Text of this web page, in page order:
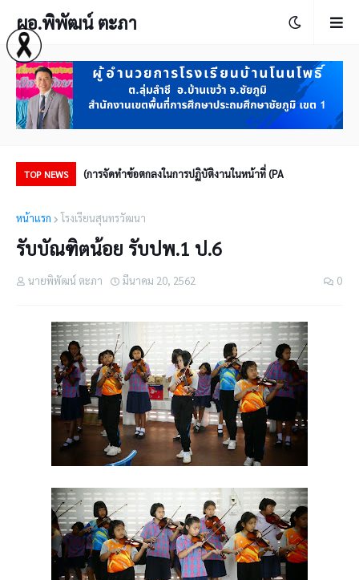
ผอ.พิพัฒน์ ตะภา
TOP NEWS การจัดทำข้อตกลงในการปฏิบัติงานในหน้าที่ (PA)
หน้าแรก โรงเรียนสุนทรวัฒนา
รับบัณฑิตน้อย รับปพ.1 ป.6
นายพิพัฒน์ ตะภา มีนาคม 20, 2562 0